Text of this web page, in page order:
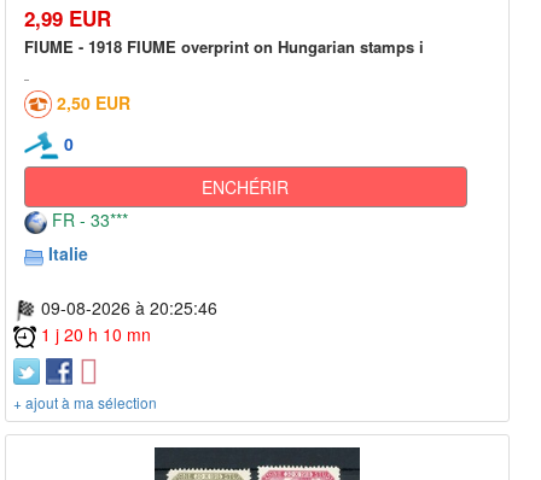
2,99 EUR
FIUME - 1918 FIUME overprint on Hungarian stamps i
2,50 EUR
0
ENCHÉRIR
FR - 33***
Italie
09-08-2026 à 20:25:46
1 j 20 h 10 mn
+ ajout à ma sélection